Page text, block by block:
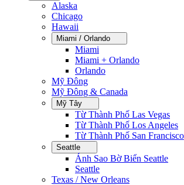
Alaska
Chicago
Hawaii
Miami / Orlando
Miami
Miami + Orlando
Orlando
Mỹ Đông
Mỹ Đông & Canada
Mỹ Tây
Từ Thành Phố Las Vegas
Từ Thành Phố Los Angeles
Từ Thành Phố San Francisco
Seattle
Ánh Sao Bờ Biển Seattle
Seattle
Texas / New Orleans